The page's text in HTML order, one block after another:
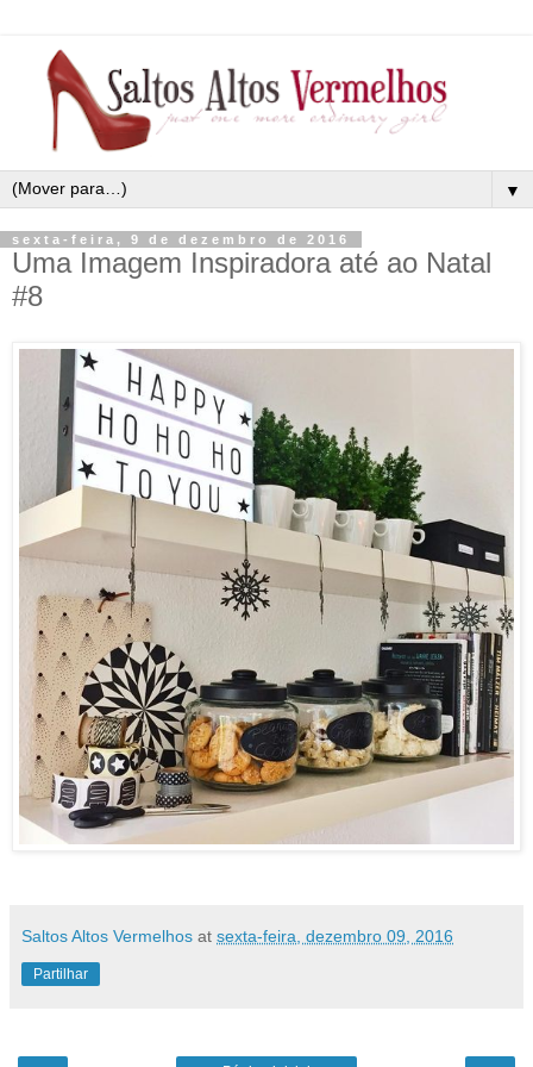
▼
sexta-feira, 9 de dezembro de 2016
Uma Imagem Inspiradora até ao Natal
#8
Saltos Altos Vermelhos at sexta-feira, dezembro 09, 2016
Partilhar